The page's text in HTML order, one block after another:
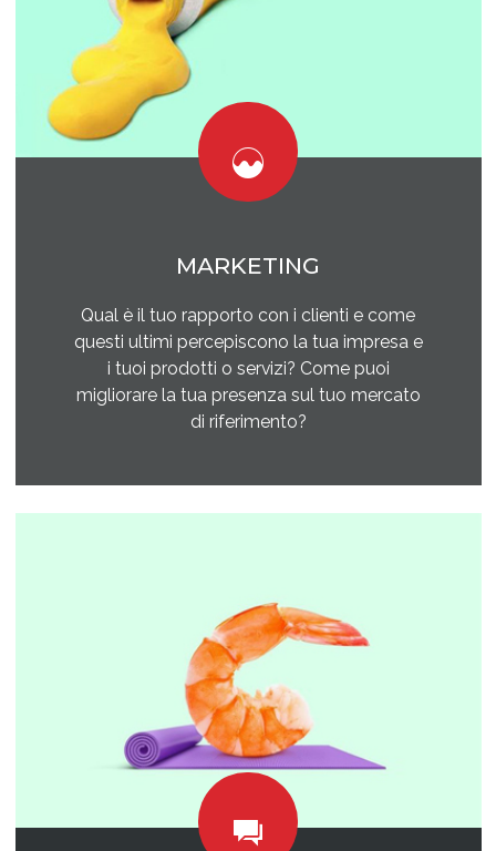
MARKETING
Qual è il tuo rapporto con i clienti e come
questi ultimi percepiscono la tua impresa e
i tuoi prodotti o servizi? Come puoi
migliorare la tua presenza sul tuo mercato
di riferimento?